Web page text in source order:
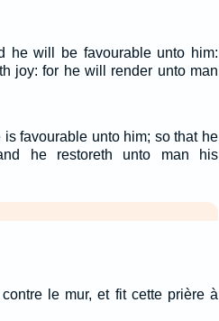
he will be favourable unto him:
joy: for he will render unto man
favourable unto him; so that he
he restoreth unto man his
le mur, et fit cette prière à